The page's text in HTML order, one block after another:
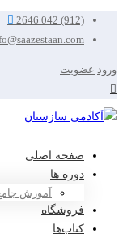
2646 042 (912)
ورود عضویت
صفحه اصلی
دوره ها
آموزش
فروشگاه
کتاب‌ها